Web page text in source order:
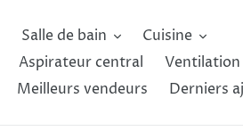
Salle de bain
Cuisine
Aspirateur central
Ventilation
Meilleurs vendeurs Derniers